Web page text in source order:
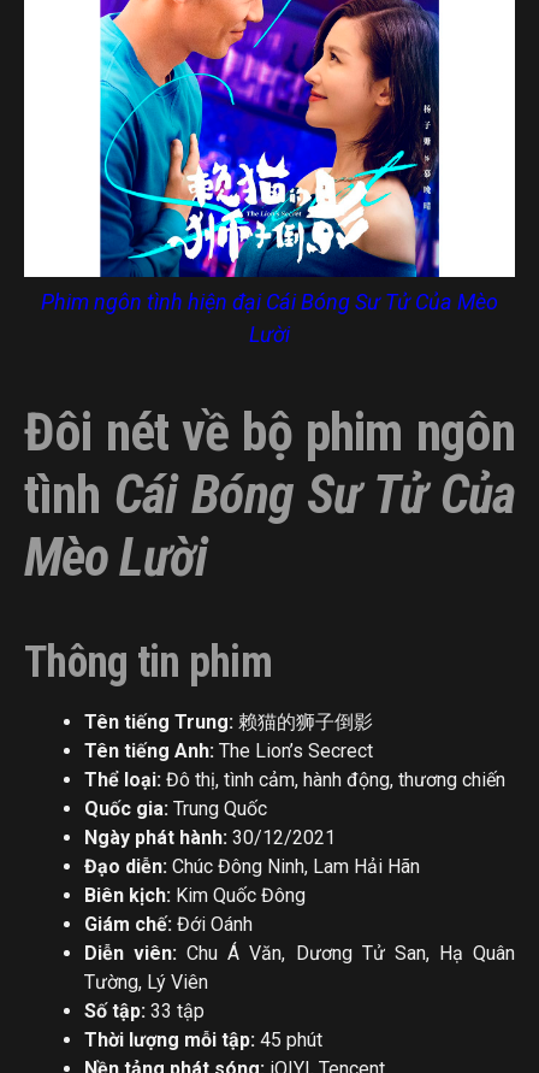
Phim ngôn tình hiện đại Cái Bóng Sư Tử Của Mèo
Lười
Đôi nét về bộ phim ngôn
tình Cái Bóng Sư Tử Của
Mèo Lười
Thông tin phim
Tên tiếng Trung: 赖猫的狮子倒影
Tên tiếng Anh: The Lion’s Secrect
Thể loại: Đô thị, tình cảm, hành động, thương chiến
Quốc gia: Trung Quốc
Ngày phát hành: 30/12/2021
Đạo diễn: Chúc Đông Ninh, Lam Hải Hãn
Biên kịch: Kim Quốc Đông
Giám chế: Đới Oánh
Diễn viên:Chu Á Văn, Dương Tử San, Hạ Quân
Tường, Lý Viên
Số tập: 33 tập
Thời lượng mỗi tập: 45 phút